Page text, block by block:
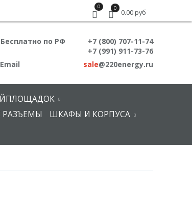
0 0
0.00 руб
по РФ
+7 (800) 707-11-74
+7 (991) 911-73-76
sale@220energy.ru
ШКАФЫ И КОРПУСА